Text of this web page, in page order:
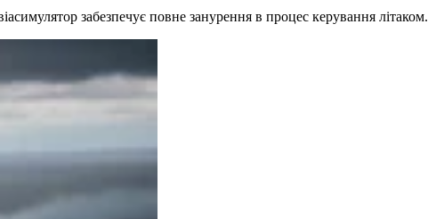
забезпечує повне занурення в процес керування літаком.